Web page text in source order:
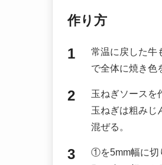
作り方
常温に戻した牛
で全体に焼き色
玉ねぎソースを
玉ねぎは粗みじ
混ぜる。
①を5mm幅に切